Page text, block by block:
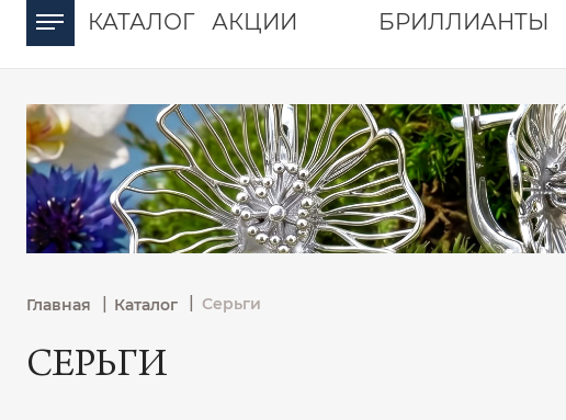
КАТАЛОГ АКЦИИ БРИЛЛИАНТЫ
Главная | Каталог Серьги
СЕРЬГИ